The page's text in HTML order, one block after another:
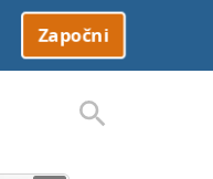
Započni